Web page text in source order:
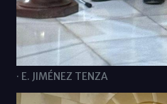
· E. JIMÉNEZ TENZA